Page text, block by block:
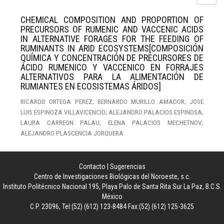
CHEMICAL COMPOSITION AND PROPORTION OF
PRECURSORS OF RUMENIC AND VACCENIC ACIDS
IN ALTERNATIVE FORAGES FOR THE FEEDING OF
RUMINANTS IN ARID ECOSYSTEMS[COMPOSICIÓN
QUÍMICA Y CONCENTRACIÓN DE PRECURSORES DE
ÁCIDO RUMENICO Y VACCENICO EN FORRAJES
ALTERNATIVOS PARA LA ALIMENTACIÓN DE
RUMIANTES EN ECOSISTEMAS ÁRIDOS]
RICARDO ORTEGA PEREZ; BERNARDO MURILLO AMADOR; JOSE
LUIS ESPINOZA VILLAVICENCIO; ALEJANDRO PALACIOS ESPINOSA;
LAURA CARREON PALAU; ELENA PALACIOS MECHETNOV;
ALEJANDRO PLASCENCIA JORQUERA
Contacto
Sugerencias
Centro de Investigaciones Biológicas del Noroeste, s.c.
Instituto Politécnico Nacional 195, Playa Palo de Santa Rita Sur La Paz, B.C.S.
México
C.P. 23096, Tel:(52) (612) 123-8484 Fax:(52) (612) 125-3625